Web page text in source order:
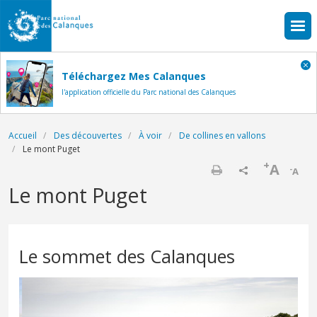
Aller au contenu principal
Téléchargez Mes Calanques
l'application officielle du Parc national des Calanques
Fil d'Ariane
Accueil Des découvertes À voir
De collines en vallons
Le mont Puget
-A
+A
Le mont Puget
Le sommet des Calanques